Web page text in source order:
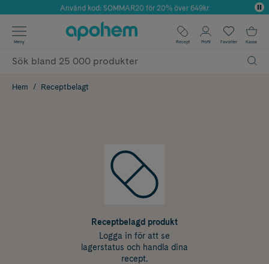
Årets Butik 2025 inom Skönhet
Använd kod: SOMMAR20 för 20% över 649kr
✓ Fri frakt
✓ Poäng på alla köp*
Meny Recept Profil Favoriter Kassa
Hem Receptbelagt
Receptbelagd produkt
Logga in för att se
lagerstatus och handla dina
recept.